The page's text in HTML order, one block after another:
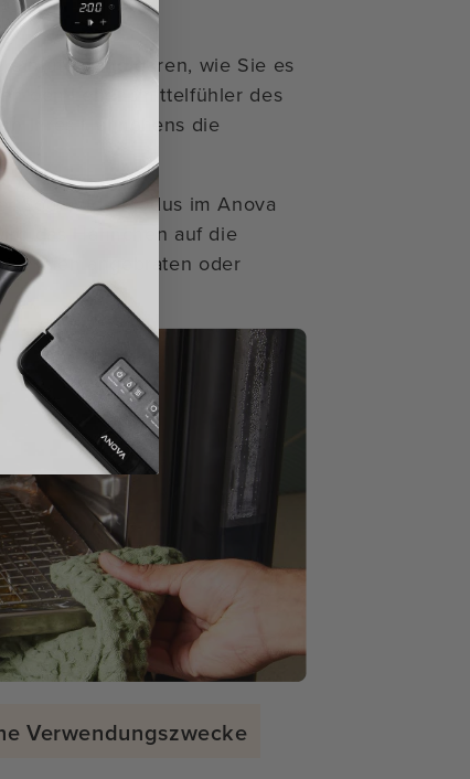
und garen, wie Sie es
den Lebensmittelfühler des
Ihres Hähnchens die
Sous-Vide-Modus im Anova
das Hähnchen auf die
im Ofen angebraten oder
Verwendungszwecke